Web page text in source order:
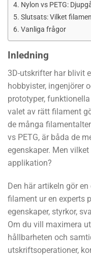
Nylon vs PETG:
Slutsats: Vilket
Vanliga frågor
Inledning
3D-utskrifter har blivit
hobbyister, ingenjörer
prototyper,
valet av rätt filament
de många
vs PETG, är båda de
egenskaper. Men
applikation?
Den här artikeln gör
filament ur en experts
egenskaper, styrkor,
Om du vill maximera
hållbarheten och
utskriftsoperationer,